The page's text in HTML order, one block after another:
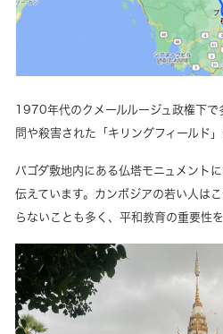
1970年代のクメールルージュ政権下
問や殺害された「キリングフィールド」
パゴダ敷地内にある仏塔モニュメント
伝えています。カンボジアの若い人は
らないことも多く、平和教育の重要性